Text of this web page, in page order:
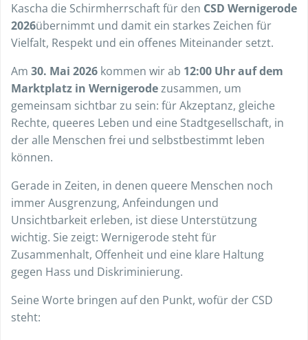
Kascha die Schirmherrschaft für den CSD Wernigerode
2026übernimmt und damit ein starkes Zeichen für
Vielfalt, Respekt und ein offenes Miteinander setzt.
Am 30. Mai 2026 kommen wir ab 12:00 Uhr auf dem
Marktplatz in Wernigerodezusammen, um
gemeinsam sichtbar zu sein: für Akzeptanz, gleiche
Rechte, queeres Leben und eine Stadtgesellschaft, in
der alle Menschen frei und selbstbestimmt leben
können.
Gerade in Zeiten, in denen queere Menschen noch
immer Ausgrenzung, Anfeindungen und
Unsichtbarkeit erleben, ist diese Unterstützung
wichtig. Sie zeigt: Wernigerode steht für
Zusammenhalt, Offenheit und eine klare Haltung
gegen Hass und Diskriminierung.
Seine Worte bringen auf den Punkt, wofür der CSD
steht: